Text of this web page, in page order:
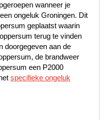
wanneer je
ongeluk Groningen. Dit
geplaatst waarin
terug te vinden
doorgegeven aan de
de brandweer
een P2000
specifieke ongeluk